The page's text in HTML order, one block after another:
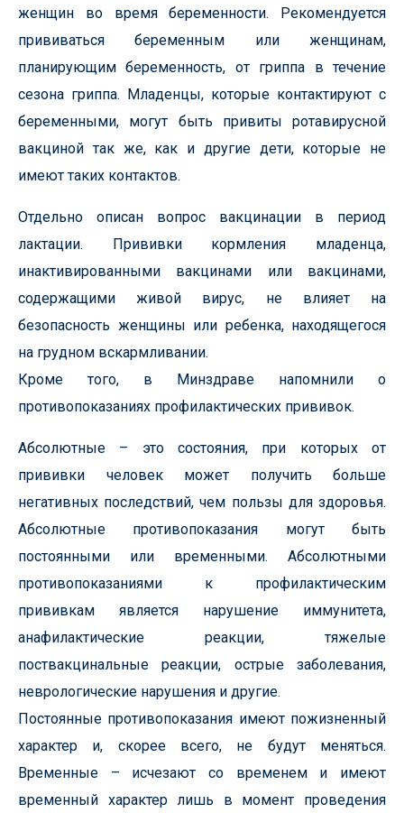
женщин во время беременности. Рекомендуется
прививаться беременным или женщинам,
планирующим беременность, от гриппа в течение
сезона гриппа. Младенцы, которые контактируют с
беременными, могут быть привиты ротавирусной
вакциной так же, как и другие дети, которые не
имеют таких контактов.
Отдельно описан вопрос вакцинации в период
лактации. Прививки кормления младенца,
инактивированными вакцинами или вакцинами,
содержащими живой вирус, не влияет на
безопасность женщины или ребенка, находящегося
на грудном вскармливании.
Кроме того, в Минздраве напомнили о
противопоказаниях профилактических прививок.
Абсолютные – это состояния, при которых от
прививки человек может получить больше
негативных последствий, чем пользы для здоровья.
Абсолютные противопоказания могут быть
постоянными или временными. Абсолютными
противопоказаниями к профилактическим
прививкам является нарушение иммунитета,
анафилактические реакции, тяжелые
поствакцинальные реакции, острые заболевания,
неврологические нарушения и другие.
Постоянные противопоказания имеют пожизненный
характер и, скорее всего, не будут меняться.
Временные – исчезают со временем и имеют
временный характер лишь в момент проведения